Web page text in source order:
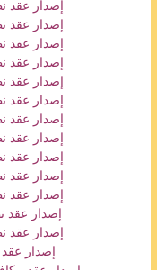
إصدار عقد
إصدار عقد
إصدار عقد
إصدار عقد
إصدار عقد
إصدار عقد
إصدار عقد
إصدار عقد
إصدار عقد
إصدار عقد
إصدار عقد
إصدار عقد
إصدار عقد
إصدار عقد